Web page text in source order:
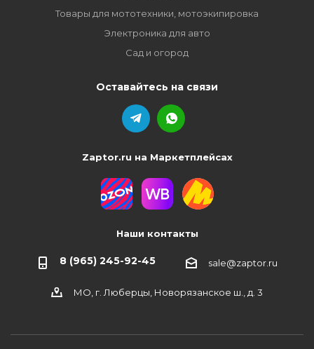
Товары для мототехники, мотоэкипировка
Электроника для авто
Сад и огород
Оставайтесь на связи
Zaptor.ru на Маркетплейсах
Наши контакты
8 (965) 245-92-45 sale@zaptor.ru
МО, г. Люберцы, Новорязанское ш., д. 3